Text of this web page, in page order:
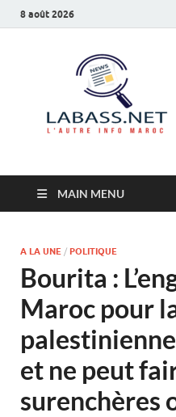
8 août 2026
MAIN MENU
A LA UNE / POLITIQUE
Bourita :
Maroc pour
et ne peut
surenchères